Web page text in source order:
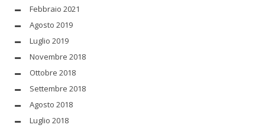
Febbraio 2021
Agosto 2019
Luglio 2019
Novembre 2018
Ottobre 2018
Settembre 2018
Agosto 2018
Luglio 2018